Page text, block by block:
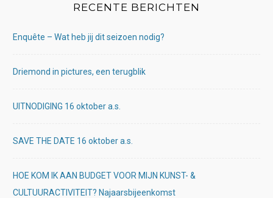
RECENTE BERICHTEN
Enquête – Wat heb jij dit seizoen nodig?
Driemond in pictures, een terugblik
UITNODIGING 16 oktober a.s.
SAVE THE DATE 16 oktober a.s.
HOE KOM IK AAN BUDGET VOOR MIJN KUNST- &
CULTUURACTIVITEIT? Najaarsbijeenkomst